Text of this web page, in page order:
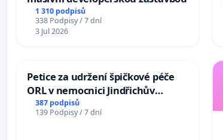
1 310 podpisů
338 Podpisy / 7 dní
3 Jul 2026
Petice za udržení špičkové péče
ORL v nemocnici Jindřichův
Hradec
387 podpisů
139 Podpisy / 7 dní